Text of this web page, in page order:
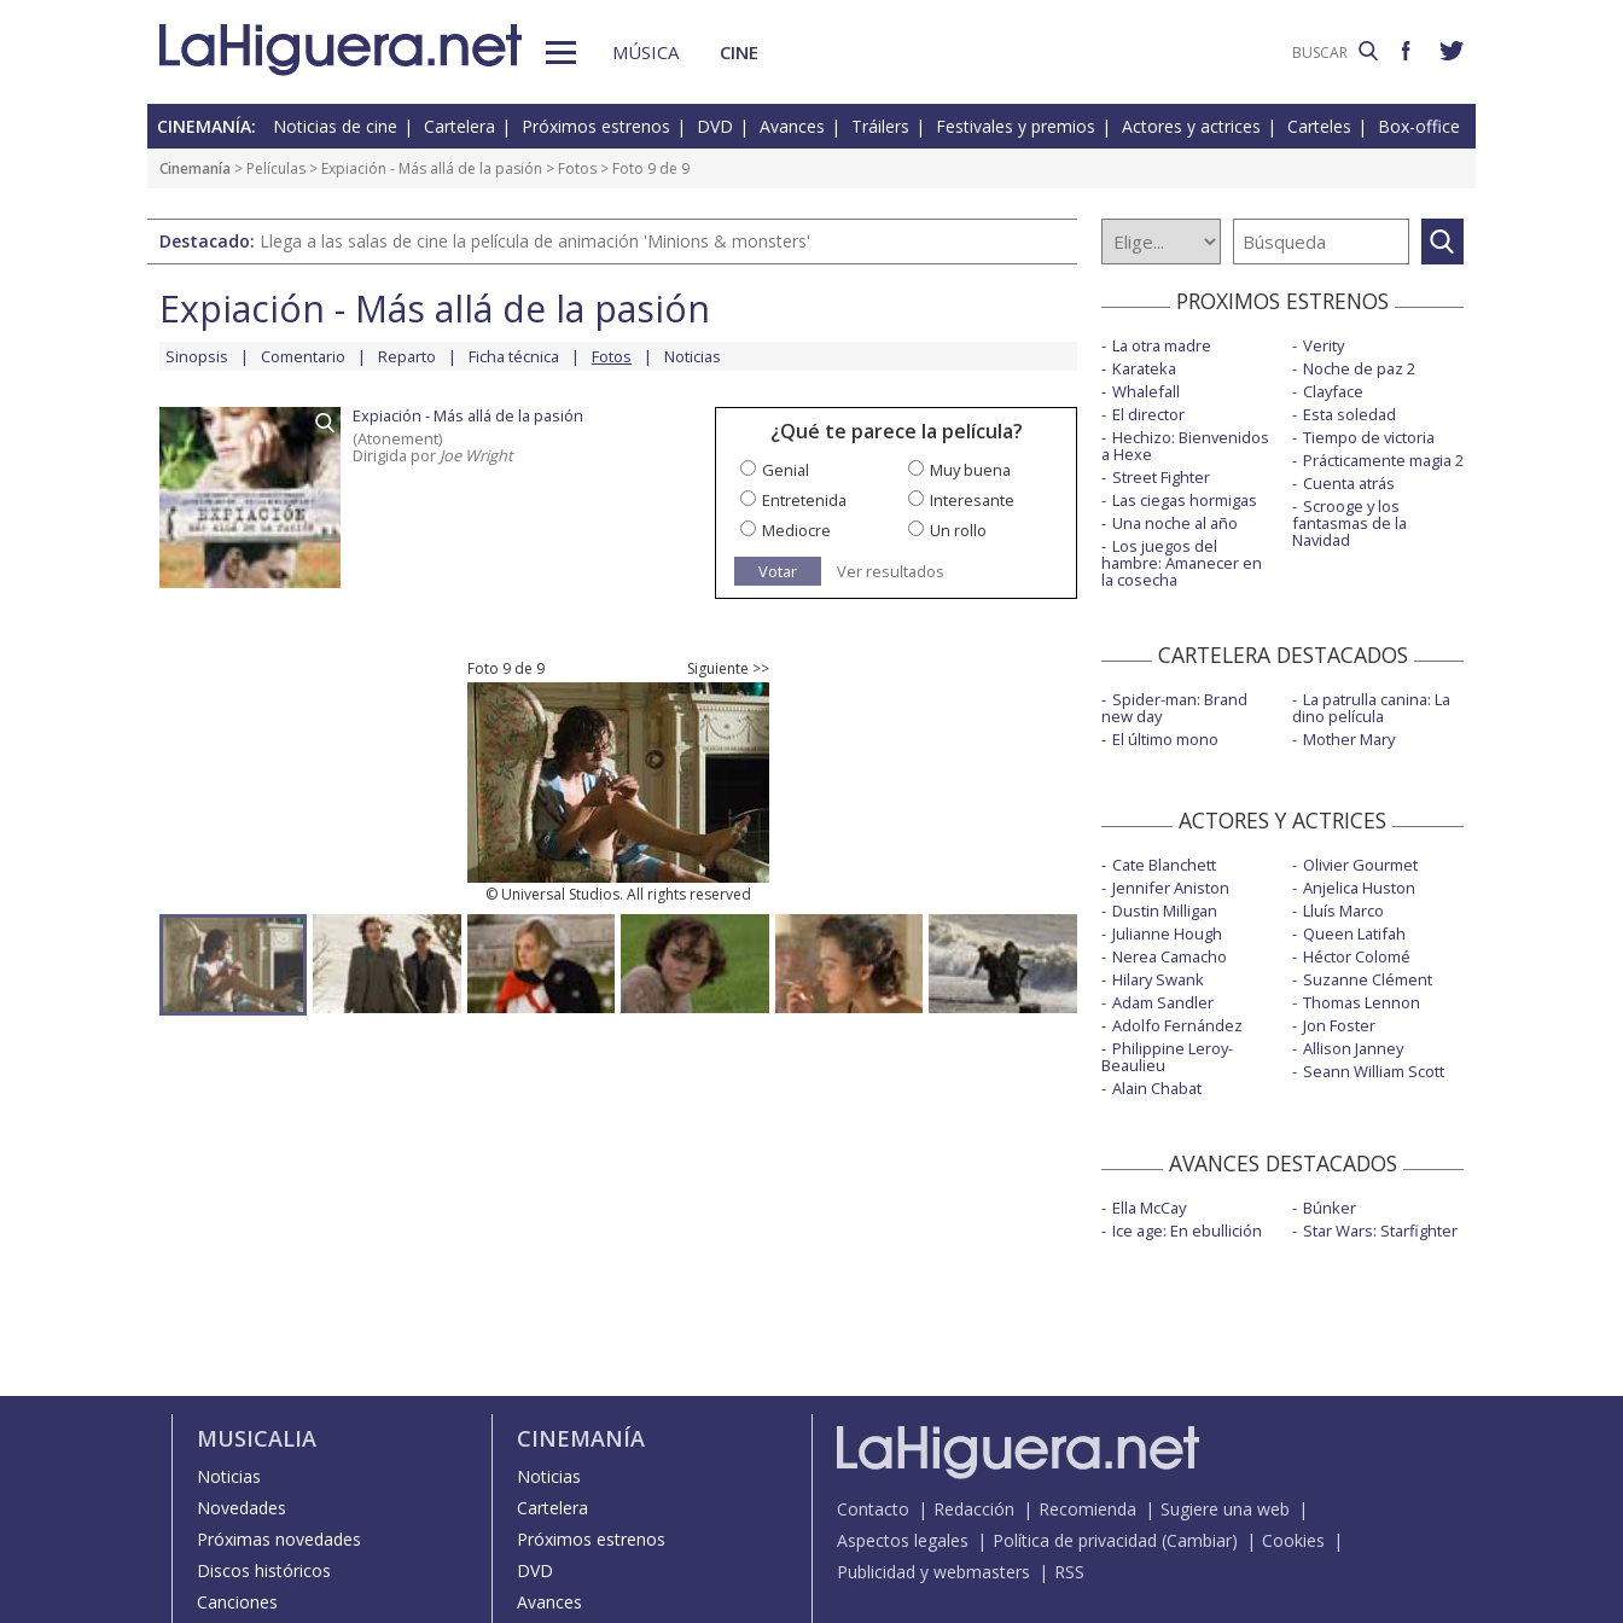
MÚSICA CINE
CINEMANÍA: Noticias de cine Cartelera Próximos estrenos DVD Avances Tráilers Festivales y premios Actores y actrices Carteles Box-office
Cinemanía > Películas > Expiación - Más allá de la pasión > Fotos > Foto 9 de 9
Destacado: Llega a las salas de cine la película de animación 'Minions & monsters'
Expiación - Más allá de la pasión
Sinopsis Comentario Reparto Ficha técnica Fotos Noticias
Expiación - Más allá de la pasión
(Atonement)
Dirigida por Joe Wright
¿Qué te parece la película?
Genial
Muy buena
Entretenida
Interesante
Mediocre
Un rollo
Votar
Ver resultados
Foto 9 de 9 Siguiente >>
© Universal Studios. All rights reserved
PROXIMOS ESTRENOS
La otra madre
Karateka
Whalefall
El director
Hechizo: Bienvenidos
a Hexe
Street Fighter
Las ciegas hormigas
Una noche al año
Los juegos del
hambre: Amanecer en
la cosecha
Verity
Noche de paz 2
Clayface
Esta soledad
Tiempo de victoria
Prácticamente magia 2
Cuenta atrás
Scrooge y los
fantasmas de la
Navidad
CARTELERA DESTACADOS
Spider-man: Brand
new day
El último mono
La patrulla canina: La
dino película
Mother Mary
ACTORES Y ACTRICES
Cate Blanchett
Jennifer Aniston
Dustin Milligan
Julianne Hough
Nerea Camacho
Hilary Swank
Adam Sandler
Adolfo Fernández
Philippine Leroy-
Beaulieu
Alain Chabat
Olivier Gourmet
Anjelica Huston
Lluís Marco
Queen Latifah
Héctor Colomé
Suzanne Clément
Thomas Lennon
Jon Foster
Allison Janney
Seann William Scott
AVANCES DESTACADOS
Ella McCay
Ice age: En ebullición
Búnker
Star Wars: Starfighter
MUSICALIA
Noticias
Novedades
Próximas novedades
Discos históricos
Canciones
CINEMANÍA
Noticias
Cartelera
Próximos estrenos
DVD
Avances
Contacto Redacción Recomienda
Sugiere una web
Aspectos legales
Política de privacidad (Cambiar)
Cookies
Publicidad y webmasters
RSS